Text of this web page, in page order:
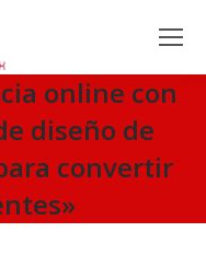
online con
diseño de
convertir